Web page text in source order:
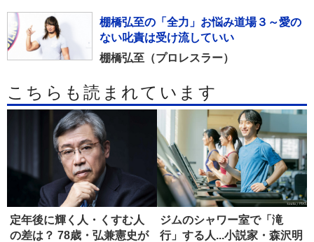
棚橋弘至の「全力」お悩み道場３～愛の
ない叱責は受け流していい
棚橋弘至（プロレスラー）
こちらも読まれています
定年後に輝く人・くすむ人
の差は？ 78歳・弘兼憲史が
ジムのシャワー室で「滝
行」する人...小説家・森沢明